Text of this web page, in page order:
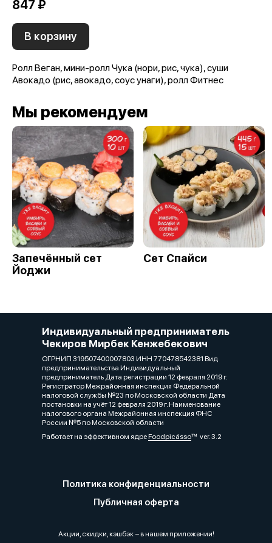
847 ₽
В корзину
Ролл Веган, мини-ролл Чука (нори, рис, чука), суши
Авокадо (рис, авокадо, соус унаги), ролл Фитнес
Мы рекомендуем
Запечённый сет
Йоджи
Сет Спайси
Индивидуальный предприниматель
Чекиров Мирбек Кенжебекович
ОГРНИП 319507400007803 ИНН 770478542381 Вид
предпринимательства Индивидуальный
предприниматель Дата регистрации 12 февраля 2019 г.
Регистратор Межрайонная инспекция Федеральной
налоговой службы №23 по Московской области Дата
постановки на учёт 12 февраля 2019 г. Наименование
налогового органа Межрайонная инспекция ФНС
России №5 по Московской области
Работает на эффективном ядреFoodpicássover. 3.2
Политика конфиденциальности
Публичная оферта
Акции, скидки, кэшбэк − в нашем приложении!